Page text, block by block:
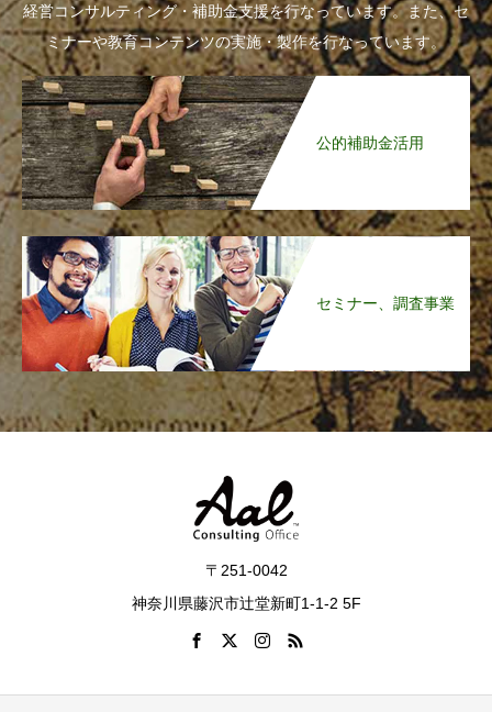
経営コンサルティング・補助金支援を行なっています。また、セ
ミナーや教育コンテンツの実施・製作を行なっています。
公的補助金活用
セミナー、調査事業
〒251-0042
神奈川県藤沢市辻堂新町1-1-2 5F